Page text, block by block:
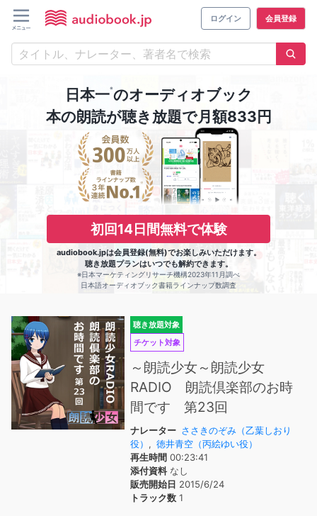
ログイン 会員登録
日本一※のオーディオブック
本の朗読が聴き放題で月額833円
初回14日間無料で体験
audiobook.jpは会員登録(無料)でお楽しみいただけます。
聴き放題プランはいつでも解約できます。
※日本マーケティングリサーチ機構2023年11月調べ
日本語オーディオブック書籍ラインナップ数調査
聴き放題対象
チケット対象
～朗読少女～朗読少女
RADIO 朗読倶楽部のお時
間です 第23回
ナレーター ささきのぞみ（乙葉しおり
役） , 徳井青空（丙絵ゆい役）
再生時間 00:23:41
添付資料なし
販売開始日 2015/6/24
トラック数 1